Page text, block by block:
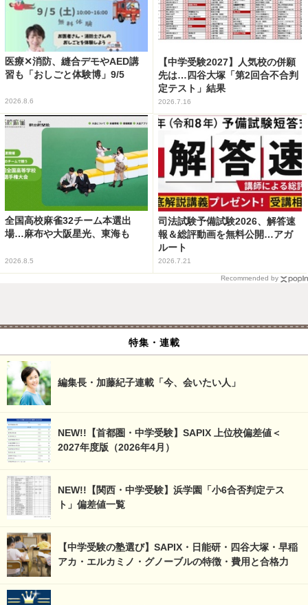
医療✕消防、縫合デモやAED講
習も「おしごと体験博」9/5
2026.8.6
【中学受験2027】人気校の併願
先は…四谷大塚「第2回合不合判
定テスト」結果
2026.7.16
全国高校麻雀32チーム本選出
場…麻布や大阪星光、東海も
2026.8.5
司法試験予備試験2026、解答速
報＆総評動画を無料公開…アガ
ルート
2026.7.21
Recommended by
特集・連載
編集長・加藤紀子連載「今、会いたい人」
NEW!!【首都圏・中学受験】SAPIX 上位校偏差値＜
2027年度版（2026年4月）
NEW!!【関西・中学受験】浜学園「小6合否判定テス
ト」偏差値一覧
【中学受験の塾選び】SAPIX・日能研・四谷大塚・早稲
アカ・エルカミノ・グノーブルの特徴・費用と合格力